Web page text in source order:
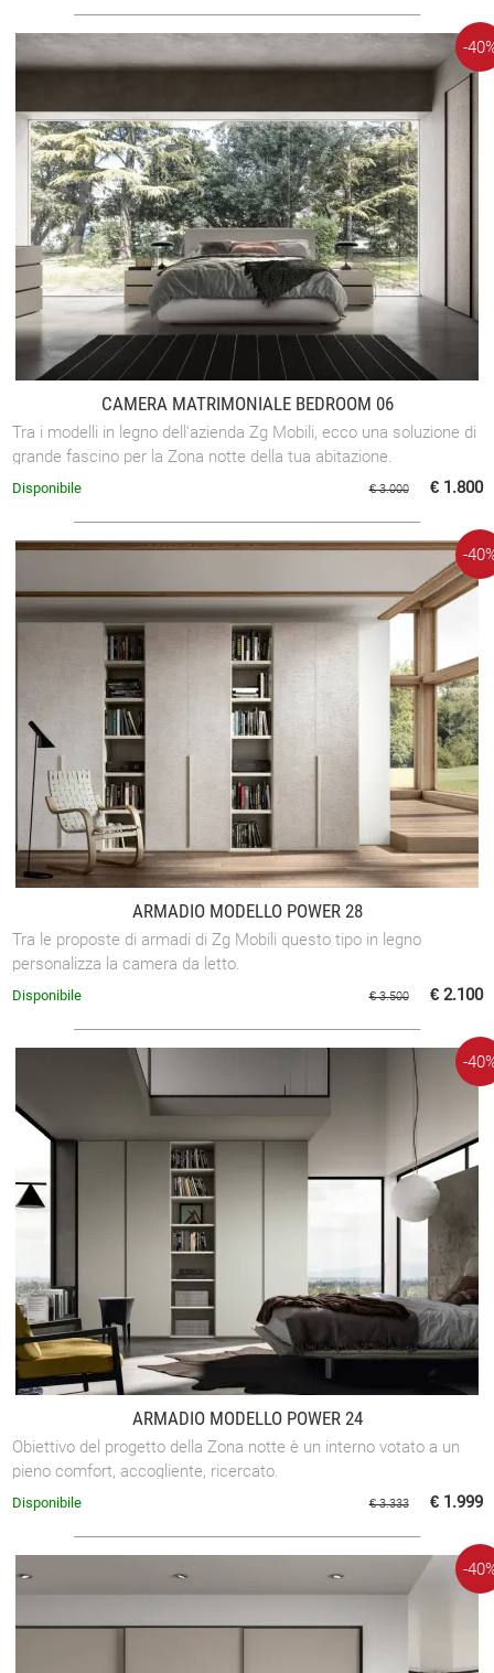
CAMERA MATRIMONIALE BEDROOM 06
Tra i modelli in legno dell'azienda Zg Mobili, ecco una soluzione di
grande fascino per la Zona notte della tua abitazione.
-
€ 3.000 € 1.800
Disponibile
ARMADIO MODELLO POWER 28
Tra le proposte di armadi di Zg Mobili questo tipo in legno
personalizza la camera da letto.
-
€ 3.500 € 2.100
Disponibile
ARMADIO MODELLO POWER 24
Obiettivo del progetto della Zona notte è un interno votato a un
pieno comfort, accogliente, ricercato.
-
€ 3.333 € 1.999
Disponibile
-